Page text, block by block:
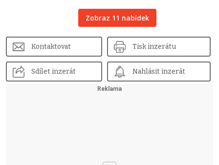
Zobraz 11 nabídek
Kontaktovat Tisk inzerátu
Sdílet inzerát Nahlásit inzerát